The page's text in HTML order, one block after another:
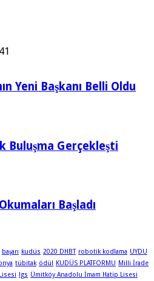
Yeni Başkanı Belli Oldu
Buluşma Gerçekleşti
Başladı
başarı kudüs 2020 DHBT robotik kodlama UYDU
tübitak ödül KUDÜS PLATFORMU Milli İrade
lgs Ümitköy Anadolu İmam Hatip Lisesi